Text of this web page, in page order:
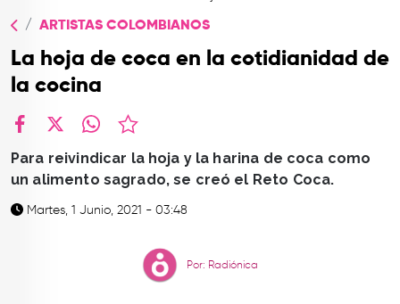
CONTACTO
ARTISTAS COLOMBIANOS
La hoja de coca en la cotidianidad de
la cocina
Para reivindicar la hoja y la harina de coca como
un alimento sagrado, se creó el Reto Coca.
Martes, 1 Junio, 2021 - 03:48
Por: Radiónica